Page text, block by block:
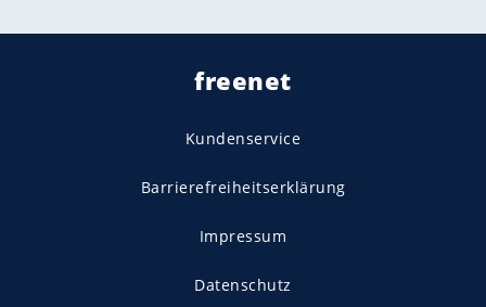
freenet
Kundenservice
Barrierefreiheitserklärung
Impressum
Datenschutz